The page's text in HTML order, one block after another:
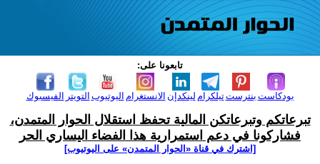
تابعونا على:
الفيسبوك التويتر اليوتيوب الانستغرام لينكدإن تيلكرامبنترست بودكاست
تبرعاتكم وتبرعاتكن المالية تحفظ استقلال الحوار المتمدن،
فشاركونا في دعم استمرارية هذا الفضاء اليساري الحر
[اشترك في قناة ‫«الحوار المتمدن» على اليوتيوب]